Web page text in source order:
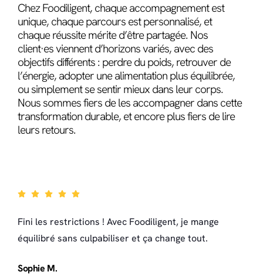
Chez Foodiligent, chaque accompagnement est
unique, chaque parcours est personnalisé, et
chaque réussite mérite d’être partagée. Nos
client·es viennent d’horizons variés, avec des
objectifs différents : perdre du poids, retrouver de
l’énergie, adopter une alimentation plus équilibrée,
ou simplement se sentir mieux dans leur corps.
Nous sommes fiers de les accompagner dans cette
transformation durable, et encore plus fiers de lire
leurs retours.
Fini les restrictions ! Avec Foodiligent, je mange
équilibré sans culpabiliser et ça change tout.
Sophie M.